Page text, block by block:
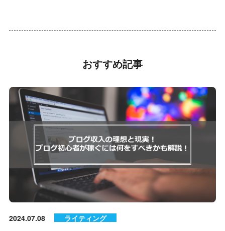
おすすめ記事
2024.07.08
ライティング